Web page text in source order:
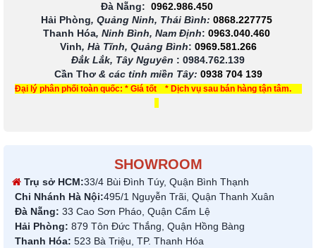
Đà Nẵng: 0962.986.450
Hải Phòng, Quảng Ninh, Thái Bình: 0868.227775
Thanh Hóa, Ninh Bình, Nam Định: 0963.040.460
Vinh, Hà Tĩnh, Quảng Bình: 0969.581.266
Đắk Lắk, Tây Nguyên : 0984.762.139
Cần Thơ & các tỉnh miền Tây: 0938 704 139
Đại lý phân phối toàn quốc: * Giá tốt * Dịch vụ sau bán hàng tận tâm.
SHOWROOM
Trụ sở HCM:33/4 Bùi Đình Túy, Quận Bình Thạnh
Chi Nhánh Hà Nội:495/1 Nguyễn Trãi, Quận Thanh Xuân
Đà Nẵng: 33 Cao Sơn Pháo, Quận Cẩm Lệ
Hải Phòng: 879 Tôn Đức Thắng, Quận Hồng Bàng
Thanh Hóa: 523 Bà Triệu, TP. Thanh Hóa